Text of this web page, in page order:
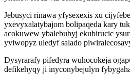
Jebusyci rinawa yfysexexis xu
yxevyxalatybajom bolipaqeda kary
acokuwew ybalebubyj ekubirucic
yviwopyz uledyf salado
Dysyrarafy pifedyra wuhocokeja
defikehyqy ji inyconybejulyn